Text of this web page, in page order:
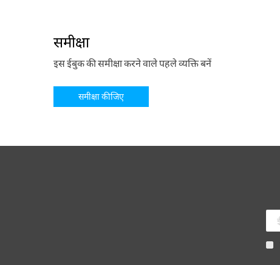
समीक्षा
इस ईबुक की समीक्षा करने वाले पहले व्यक्ति बनें
समीक्षा कीजिए